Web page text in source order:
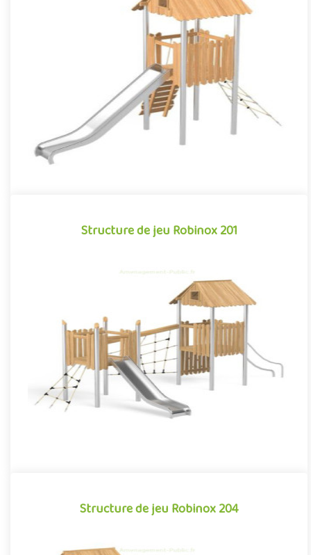
Structure de jeu Robinox 110
La combinaison Robinox 110 est une structure multi-activités
pour aire de jeux extérieur de la gamme Robinox. Associant sur
s..
Offre partenaire
Structure de jeu Robinox 201
Structure de jeu Robinox 201
La combinaison 2 tours Robinox 201 est une structure multi-
activités pour aire de jeux extérieur de la gamme Robinox.
Associa..
Offre partenaire
Structure de jeu Robinox 204